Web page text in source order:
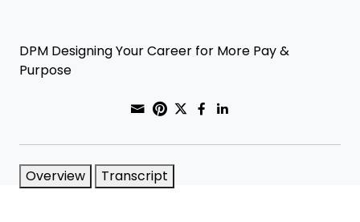
DPM Designing Your Career for More Pay &
Purpose
Share through Email
Print this page
Share on Pinterest
Share on Twitter
Share on
Overview Transcript